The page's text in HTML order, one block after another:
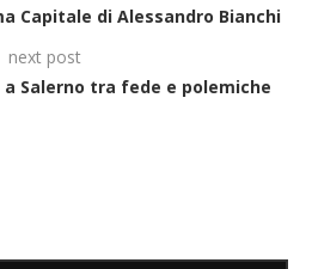
Capitale di Alessandro Bianchi
next post
Salerno tra fede e polemiche